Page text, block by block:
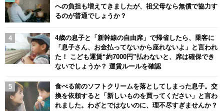
への負担も増えてきましたが、祖父母なら無償で協力す
るのが普通でしょうか？
4歳の息子と「新幹線の自由席」で帰省したら、乗客に
「息子さん、お金払ってないから座れないよ」と言われ
た！ こども運賃“約7000円”払わないと、席は確保でき
ないでしょうか？ 運賃ルールを確認
食べる前のソフトクリームを落としてしまった息子。交
換を依頼すると「新しいものを買ってください」と言わ
れました。わざとではないのに、理不尽すぎませんか？